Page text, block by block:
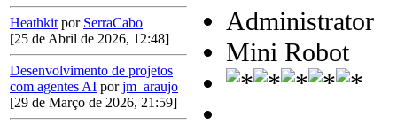
Heathkit por SerraCabo
[25 de Abril de 2026, 12:48]
Desenvolvimento de projetos
com agentes AI porjm_araujo
[29 de Março de 2026, 21:59]
Administrator
Mini Robot